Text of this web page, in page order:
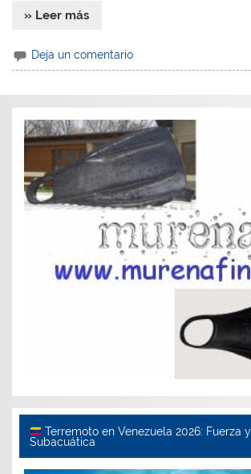
» Leer más
Deja un comentario
Terremoto en Venezuela 2026: Fuerza
Subacuática